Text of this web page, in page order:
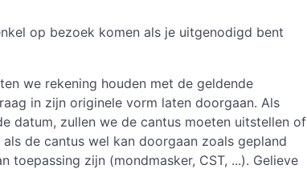
op bezoek komen als je uitgenodigd bent
we rekening houden met de geldende
in zijn originele vorm laten doorgaan. Als
datum, zullen we de cantus moeten uitstellen of
de cantus wel kan doorgaan zoals gepland
toepassing zijn (mondmasker, CST, ...). Gelieve